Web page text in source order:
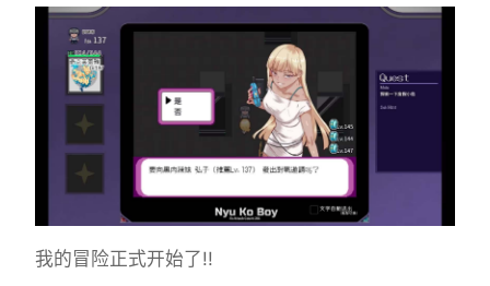
我的冒险正式开始了!!